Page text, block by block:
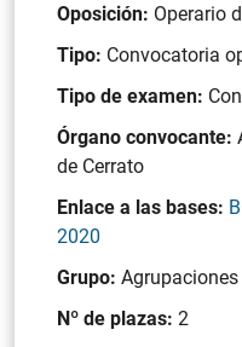
Oposición: Operario
Tipo: Convocatoria
Tipo de examen:
Órgano convocante:
de Cerrato
Enlace a las bases:
2020
Grupo:
Nº de plazas: 2